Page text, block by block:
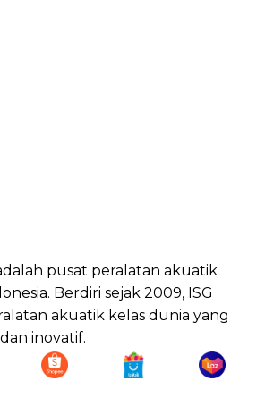
pusat peralatan akuatik
Berdiri sejak 2009, ISG
akuatik kelas dunia yang
inovatif.